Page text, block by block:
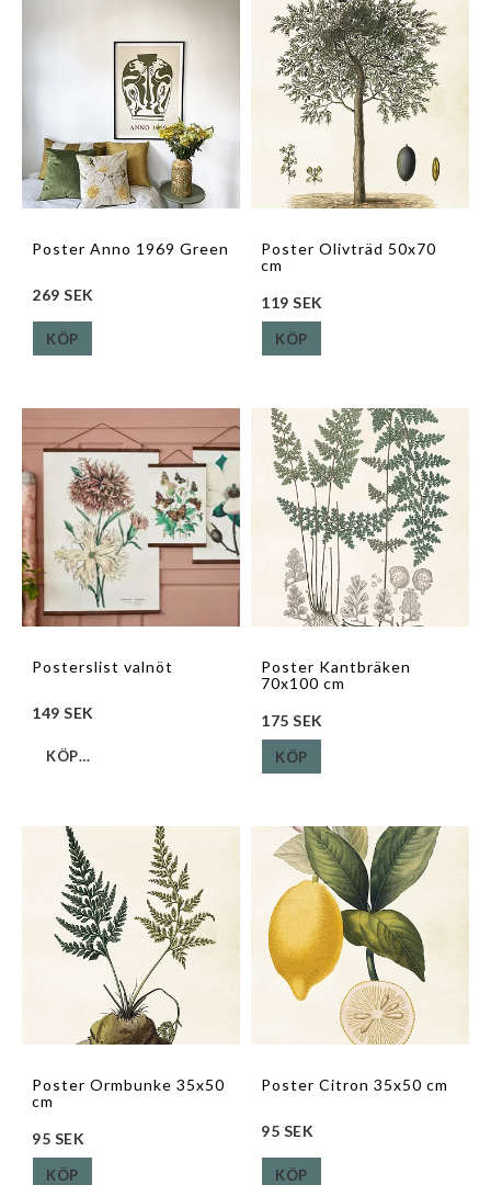
Poster Anno 1969 Green
269 SEK
KÖP
Poster Olivträd 50x70
cm
119 SEK
KÖP
Posterslist valnöt
149 SEK
KÖP…
Poster Kantbräken
70x100 cm
175 SEK
KÖP
Poster Ormbunke 35x50
cm
95 SEK
KÖP
Poster Citron 35x50 cm
95 SEK
KÖP